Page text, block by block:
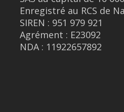
Enregistré au RCS de
SIREN : 951 979 921
Agrément : E23092
NDA : 11922657892